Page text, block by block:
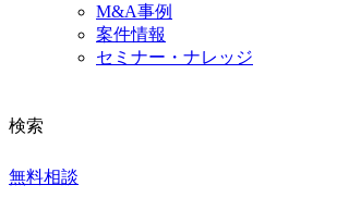
M&A事例
案件情報
セミナー・ナレッジ
検索
無料相談